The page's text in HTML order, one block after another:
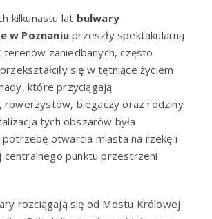
kilkunastu lat bulwary
w Poznaniuprzeszły spektakularną
zaniedbanych, często
się w tętniące życiem
które przyciągają
rowerzystów, biegaczy oraz rodziny
tych obszarów była
otwarcia miasta na rzekę i
centralnego punktu przestrzeni
rozciągają się od Mostu Królowej